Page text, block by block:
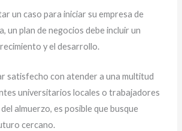
un caso para iniciar su empresa de
un plan de negocios debe incluir un
y el desarrollo.
satisfecho con atender a una multitud
universitarios locales o trabajadores
almuerzo, es posible que busque
cercano.